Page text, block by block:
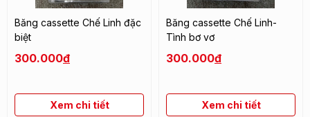
Băng cassette Chế Linh đặc
biệt
300.000đ
Xem chi tiết
Băng cassette Chế Linh-
Tình bơ vơ
300.000đ
Xem chi tiết